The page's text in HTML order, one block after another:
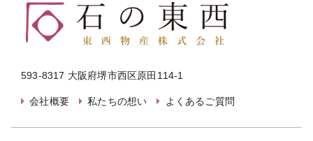
593-8317 大阪府堺市西区原田114-1
会社概要 私たちの想い よくあるご質問